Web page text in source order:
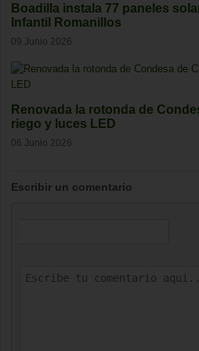
Boadilla instala 77 paneles
Infantil Romanillos
09 Junio 2026
Renovada la rotonda de
riego y luces LED
06 Junio 2026
Escribir un comentario